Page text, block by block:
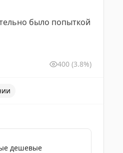
было попыткой
400 (3.8%)
дешевые